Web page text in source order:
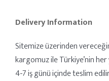
Delivery Information
Sitemize üzerinden
kargomuz ile Türkiye’nin
4-7 iş günü içinde teslim